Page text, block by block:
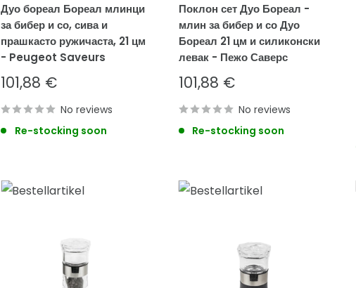
Дуо бореал Бореал млинци
за бибер и со, сива и
прашкасто ружичаста, 21 цм
- Peugeot Saveurs
Sale
price
101,88 €
No reviews
Re-stocking soon
Поклон сет Дуо Бореал -
млин за бибер и со Дуо
Бореал 21 цм и силиконски
левак - Пежо Саверс
Sale
price
101,88 €
No reviews
Re-stocking soon